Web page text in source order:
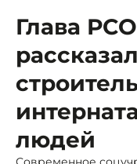
Глава
людей